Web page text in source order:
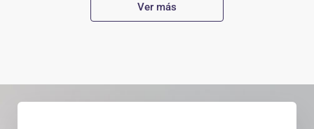
Ver más